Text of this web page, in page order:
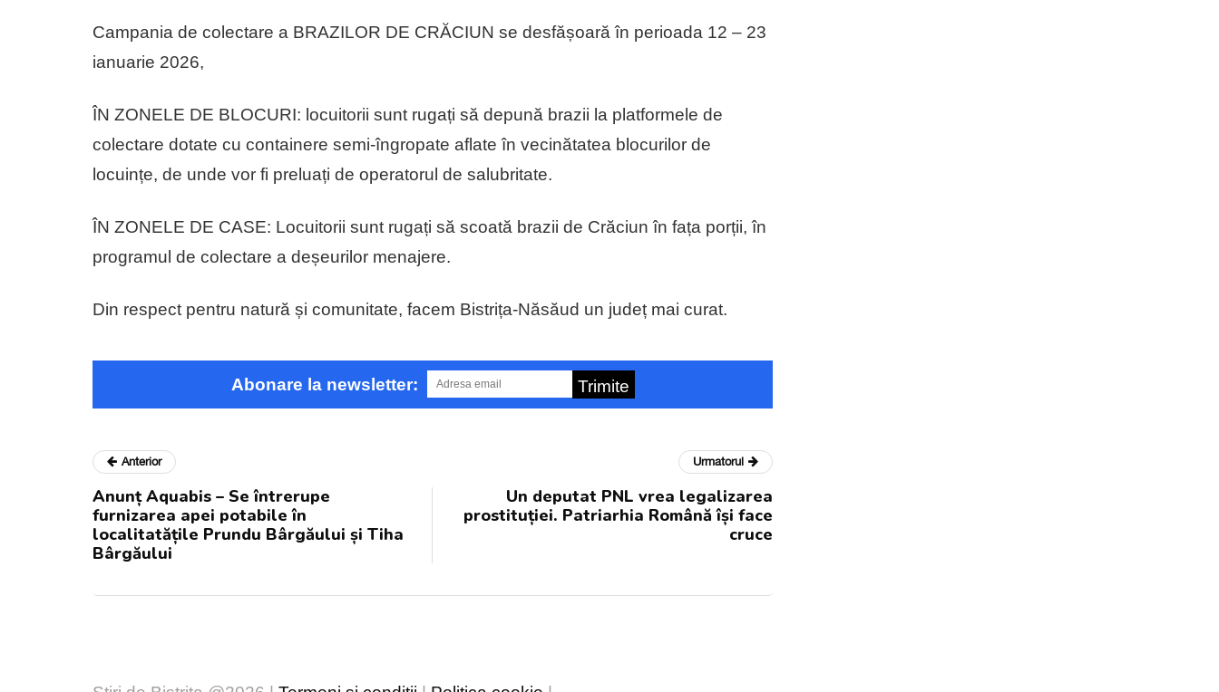
Campania de colectare a BRAZILOR DE CRĂCIUN se desfășoară în perioada 12 – 23
ianuarie 2026,
ÎN ZONELE DE BLOCURI: locuitorii sunt rugați să depună brazii la platformele de
colectare dotate cu containere semi-îngropate aflate în vecinătatea blocurilor de
locuințe, de unde vor fi preluați de operatorul de salubritate.
ÎN ZONELE DE CASE: Locuitorii sunt rugați să scoată brazii de Crăciun în fața porții, în
programul de colectare a deșeurilor menajere.
Din respect pentru natură și comunitate, facem Bistrița-Năsăud un județ mai curat.
Abonare la newsletter: Trimite
Anterior
Anunț Aquabis – Se întrerupe
furnizarea apei potabile în
localitatățile Prundu Bârgăului și Tiha
Bârgăului
Urmatorul
Un deputat PNL vrea legalizarea
prostituției. Patriarhia Română își face
cruce